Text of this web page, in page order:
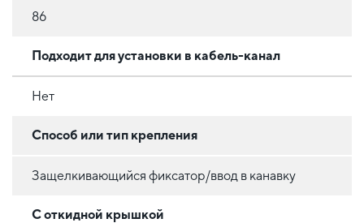
86
Подходит для установки в кабель-канал
Нет
Способ или тип крепления
Защелкивающийся фиксатор/ввод в канавку
С откидной крышкой